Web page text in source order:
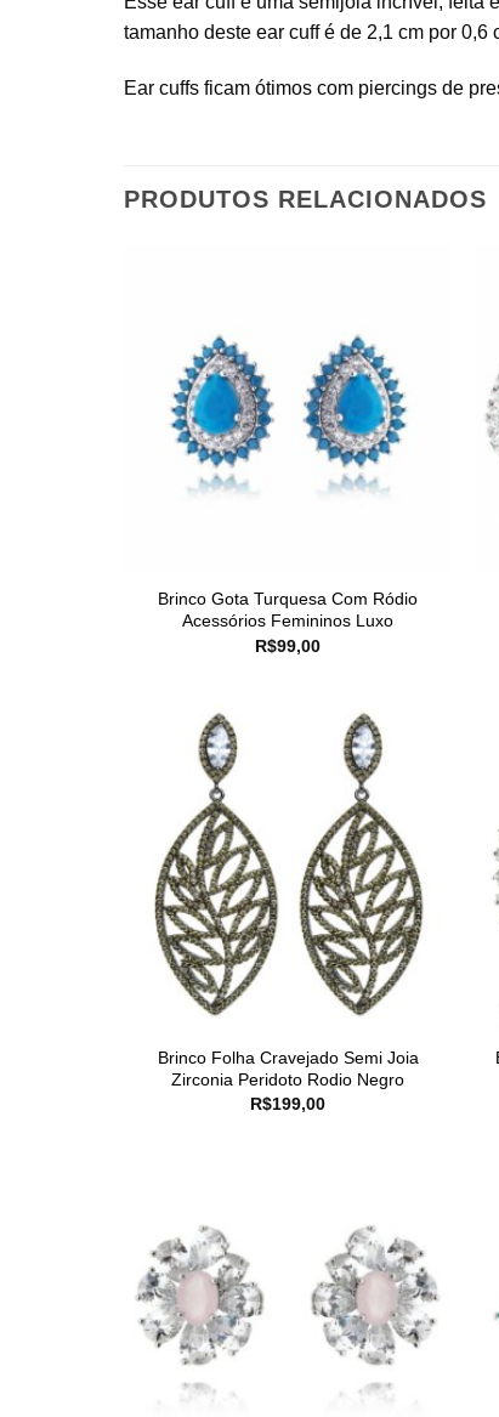
tamanho deste ear cuff é de 2,1 cm por 0,6
Ear cuffs ficam ótimos com piercings de
PRODUTOS RELACIONADOS
Brinco Gota Turquesa Com Ródio
Acessórios Femininos Luxo
R$99,00
Brinco Folha Cravejado Semi Joia
Zirconia Peridoto Rodio Negro
R$199,00